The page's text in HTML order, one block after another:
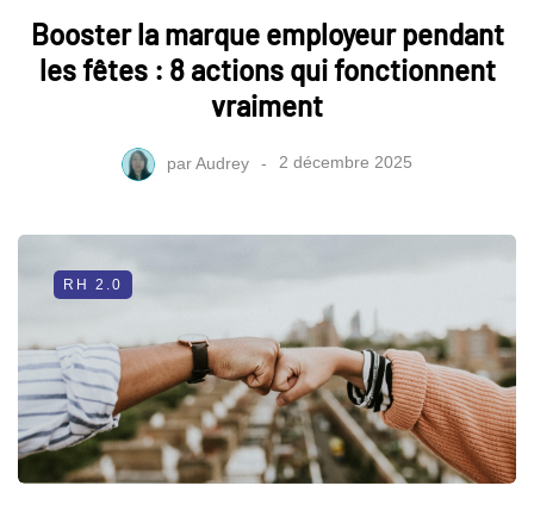
Booster la marque employeur pendant
les fêtes : 8 actions qui fonctionnent
vraiment
parAudrey 2 décembre 2025
RH 2.0